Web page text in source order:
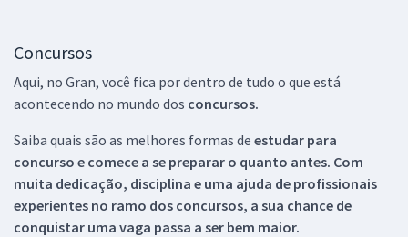
Concursos
Aqui, no Gran, você fica por dentro de tudo o que está
acontecendo no mundo dos concursos.
Saiba quais são as melhores formas de estudar para
concurso e comece a se preparar o quanto antes. Com
muita dedicação, disciplina e uma ajuda de profissionais
experientes no ramo dos concursos, a sua chance de
conquistar uma vaga passa a ser bem maior.